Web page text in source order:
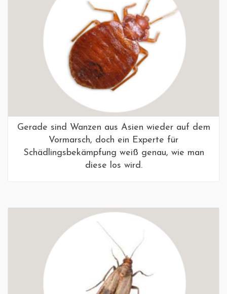
Gerade sind Wanzen aus Asien wieder auf dem
Vormarsch, doch ein Experte für
Schädlingsbekämpfung weiß genau, wie man
diese los wird.